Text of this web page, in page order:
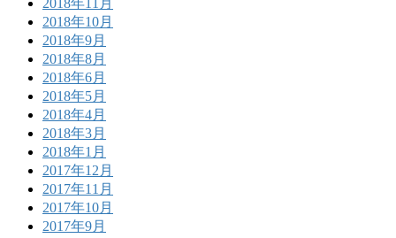
2018年11月
2018年10月
2018年9月
2018年8月
2018年6月
2018年5月
2018年4月
2018年3月
2018年1月
2017年12月
2017年11月
2017年10月
2017年9月